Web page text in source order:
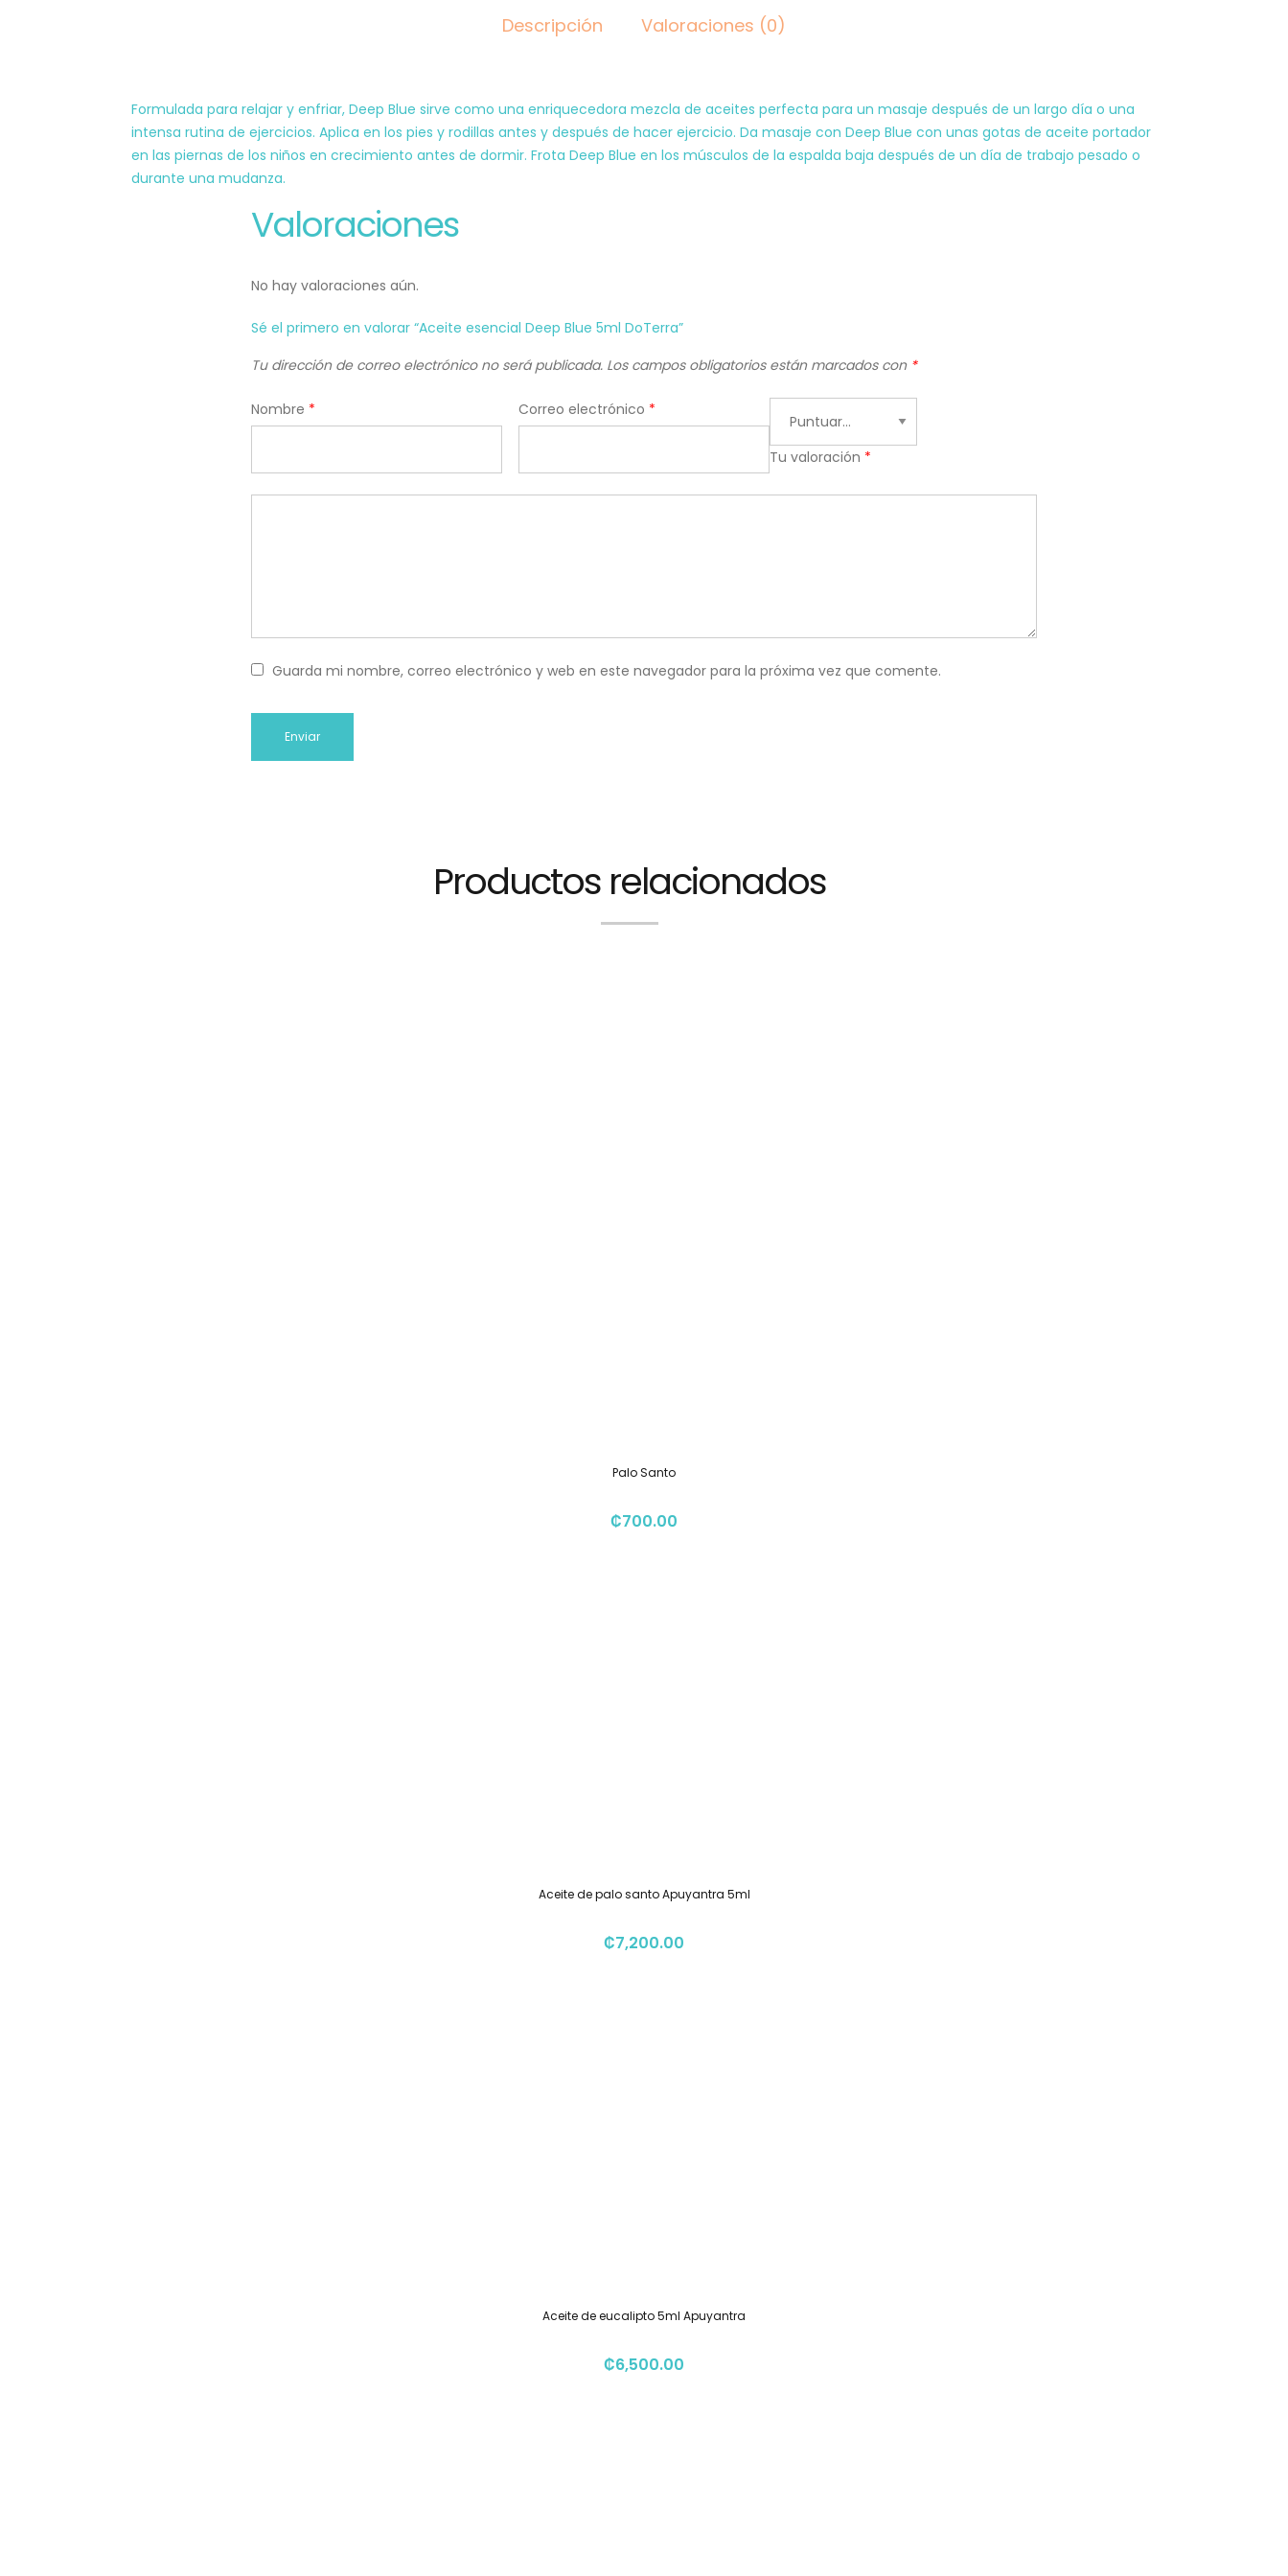
Descripción Valoraciones (0)
Formulada para relajar y enfriar, Deep Blue sirve como una enriquecedora mezcla de aceites perfecta para un masaje después de un largo día o una
intensa rutina de ejercicios. Aplica en los pies y rodillas antes y después de hacer ejercicio. Da masaje con Deep Blue con unas gotas de aceite portador
en las piernas de los niños en crecimiento antes de dormir. Frota Deep Blue en los músculos de la espalda baja después de un día de trabajo pesado o
durante una mudanza.
Valoraciones
No hay valoraciones aún.
Sé el primero en valorar “Aceite esencial Deep Blue 5ml DoTerra”
Tu dirección de correo electrónico no será publicada. Los campos obligatorios están marcados con *
Nombre * Correo electrónico *
Tu valoración *
Guarda mi nombre, correo electrónico y web en este navegador para la próxima vez que comente.
Productos relacionados
Palo Santo
₡700.00
Aceite de palo santo Apuyantra 5ml
₡7,200.00
Aceite de eucalipto 5ml Apuyantra
₡6,500.00